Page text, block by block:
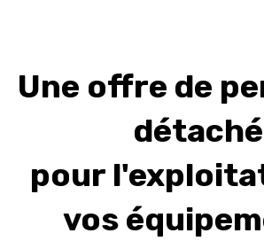
Une offre de
détaché
pour
vos